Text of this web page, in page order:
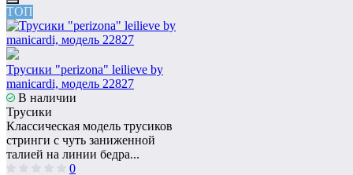
ТОП
Трусики "perizona" leilieve by
manicardi, модель 22827
В наличии
Трусики
Классическая модель трусиков
стринги с чуть заниженной
талией на линии бедра...
0